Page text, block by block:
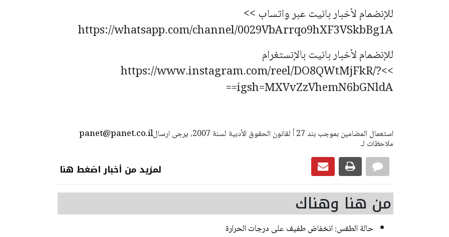
للإنضمام لأخبار بانيت عبر واتساب >>
https://whatsapp.com/channel/0029VbArrqo9hXF3VSkbBg1A
للإنضمام لأخبار بانيت بالإنستغرام
>>https://www.instagram.com/reel/DO8QWtMjFkR/?
igsh=MXVvZzVhemN6bGNldA==
panet@panet.co.ilاستعمال المضامين بموجب بند 27 أ لقانون الحقوق الأدبية لسنة 2007، يرجى ارسال
ملاحظات لـ
لمزيد من أخبار اضغط هنا
من هنا وهناك
حالة الطقس: انخفاض طفيف على درجات الحرارة